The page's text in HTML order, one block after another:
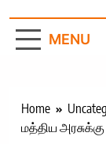
MENU
Home
மத்திய